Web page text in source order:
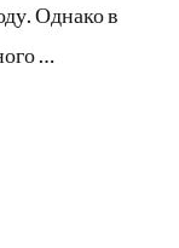
Однако в
…